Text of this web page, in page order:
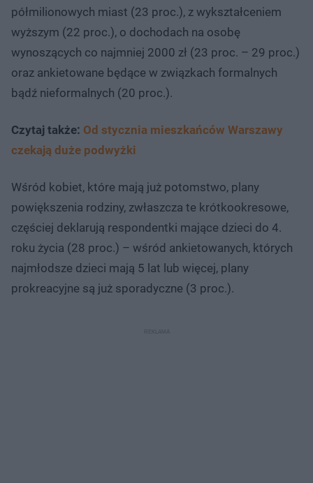
półmilionowych miast (23 proc.), z wykształceniem
wyższym (22 proc.), o dochodach na osobę
wynoszących co najmniej 2000 zł (23 proc. – 29 proc.)
oraz ankietowane będące w związkach formalnych
bądź nieformalnych (20 proc.).
Czytaj także: Od stycznia mieszkańców Warszawy
czekają duże podwyżki
Wśród kobiet, które mają już potomstwo, plany
powiększenia rodziny, zwłaszcza te krótkookresowe,
częściej deklarują respondentki mające dzieci do 4.
roku życia (28 proc.) – wśród ankietowanych, których
najmłodsze dzieci mają 5 lat lub więcej, plany
prokreacyjne są już sporadyczne (3 proc.).